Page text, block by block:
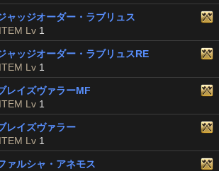
ャッジオーダー・ラブリュス
ITEM Lv 1
ャッジオーダー・ラブリュスRE
ITEM Lv 1
レイズヴァラーMF
ITEM Lv 1
レイズヴァラー
ITEM Lv 1
ァルシャ・アネモス